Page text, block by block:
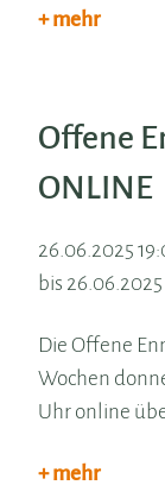
+ mehr
Offene
ONLINE
26.06.2025
bis
Die Offene
Wochen
Uhr online
+ mehr